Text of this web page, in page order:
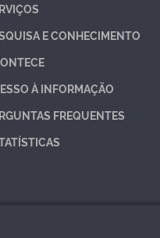
E CONHECIMENTO
À INFORMAÇÃO
FREQUENTES